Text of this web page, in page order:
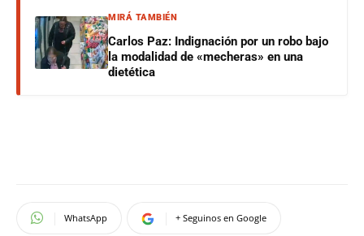
MIRÁ TAMBIÉN
Carlos Paz: Indignación por un robo bajo
la modalidad de «mecheras» en una
dietética
WhatsApp + Seguinos en Google